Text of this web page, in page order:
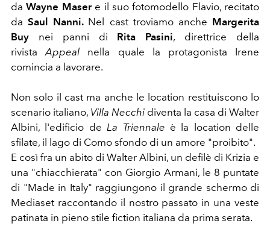
da Wayne Maser e il suo fotomodello Flavio, recitato
daSaul Nanni. Nel cast troviamo anche Margerita
Buy nei panni di Rita Pasini, direttrice della
rivistaAppeal nella quale la protagonista Irene
comincia a lavorare.
Non solo il cast ma anche le location restituiscono lo
scenario italiano, Villa Necchi diventa la casa di Walter
Albini, l'edificio deLa Triennale è la location delle
sfilate, il lago di Como sfondo di un amore "proibito".
E così fra un abito di Walter Albini, un defilè di Krizia e
una "chiacchierata" con Giorgio Armani, le 8 puntate
di "Made in Italy" raggiungono il grande schermo di
Mediaset raccontando il nostro passato in una veste
patinata in pieno stile fiction italiana da prima serata.